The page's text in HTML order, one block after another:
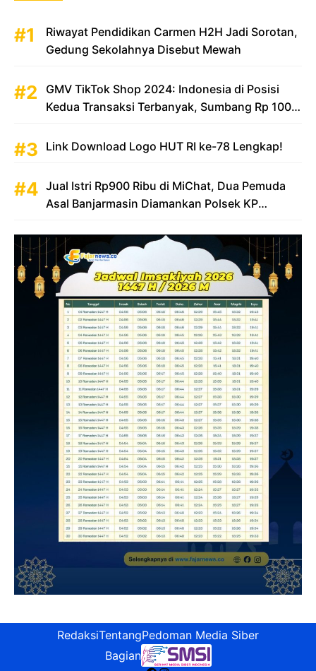
Riwayat Pendidikan Carmen H2H Jadi Sorotan,
Gedung Sekolahnya Disebut Mewah
GMV TikTok Shop 2024: Indonesia di Posisi
Kedua Transaksi Terbanyak, Sumbang Rp 100
Link Download Logo HUT RI ke-78 Lengkap!
Jual Istri Rp900 Ribu di MiChat, Dua Pemuda
Asal Banjarmasin Diamankan Polsek KP
RedaksiTentangPedoman Media Siber
Bagian